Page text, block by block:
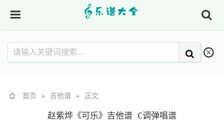
首页 » 吉他谱 » 正文
赵紫烨《可乐》吉他谱 C调弹唱谱